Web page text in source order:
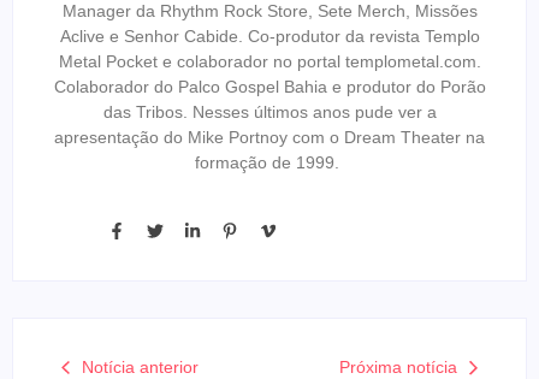
Manager da Rhythm Rock Store, Sete Merch, Missões
Aclive e Senhor Cabide. Co-produtor da revista Templo
Metal Pocket e colaborador no portal templometal.com.
Colaborador do Palco Gospel Bahia e produtor do Porão
das Tribos. Nesses últimos anos pude ver a
apresentação do Mike Portnoy com o Dream Theater na
formação de 1999.
Notícia anterior Próxima notícia